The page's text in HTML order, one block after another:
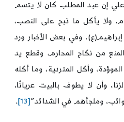
إن عبد المطلب كان لا يتسم
ولا يأكل ما ذبح على النصب،
وفي بعض الأخبار ورد
والمنع من نكاح المحارم، وقطع يد
وأكل المتردية، وما أكله
وأن لا يطوف بالبيت عريانًا،
وملجأهم في الشدائد”[13]
.